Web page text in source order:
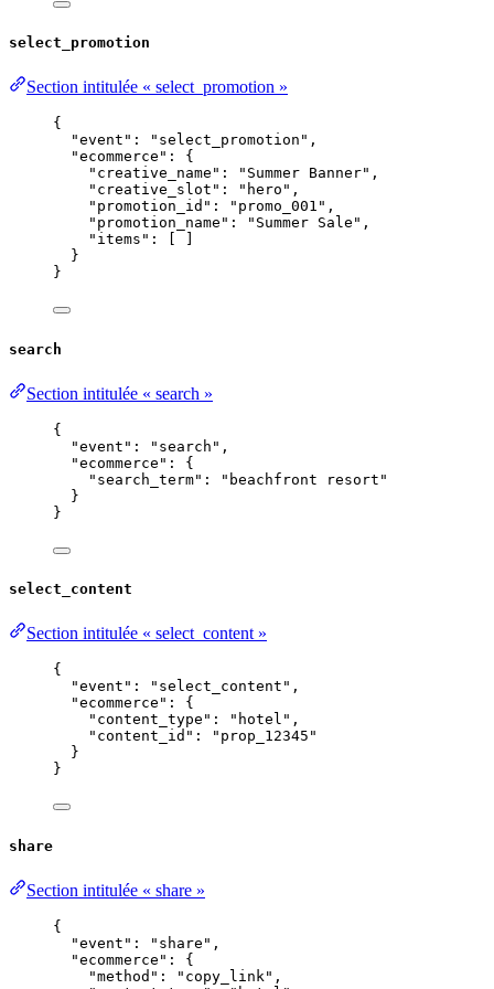
select_promotion
Section intitulée « select_promotion »
{
"event" : " select_promotion " ,
"ecommerce" : {
"creative_name" : " Summer Banner" ,
"creative_slot" : " hero " ,
"promotion_id" : " promo_001 " ,
"promotion_name" : " Summer Sale " ,
"items" : [ ]
}
}
search
Section intitulée « search »
{
"event" : " search " ,
"ecommerce" : {
"search_term" : " beachfront resort "
}
}
select_content
Section intitulée « select_content »
{
"event" : " select_content " ,
"ecommerce" : {
"content_type" : " hotel " ,
"content_id" : " prop_12345 "
}
}
share
Section intitulée « share »
{
"event" : " share " ,
"ecommerce" : {
"method" : " copy_link " ,